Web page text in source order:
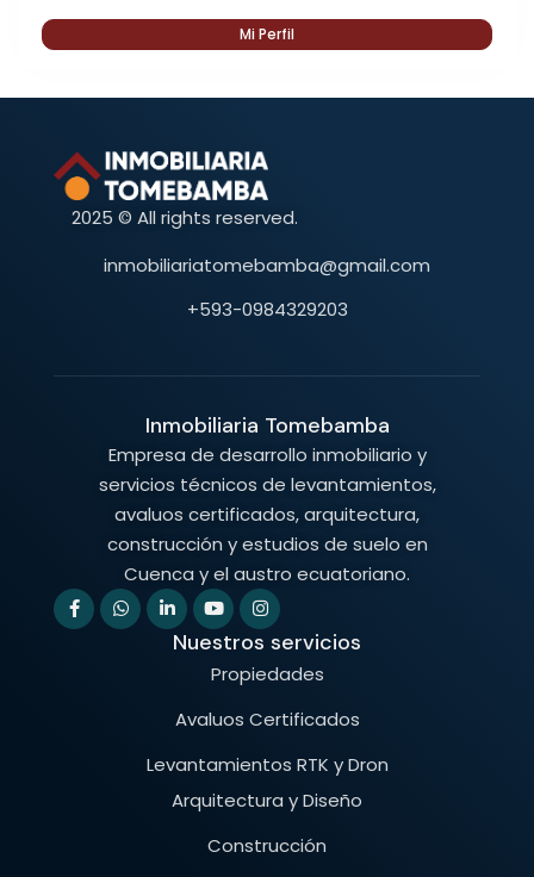
Mi Perfil
2025 © All rights reserved.
inmobiliariatomebamba@gmail.com
+593-0984329203
Inmobiliaria Tomebamba
Empresa de desarrollo inmobiliario y
servicios técnicos de levantamientos,
avaluos certificados, arquitectura,
construcción y estudios de suelo en
Cuenca y el austro ecuatoriano.
Nuestros servicios
Propiedades
Avaluos Certificados
Levantamientos RTK y Dron
Arquitectura y Diseño
Construcción